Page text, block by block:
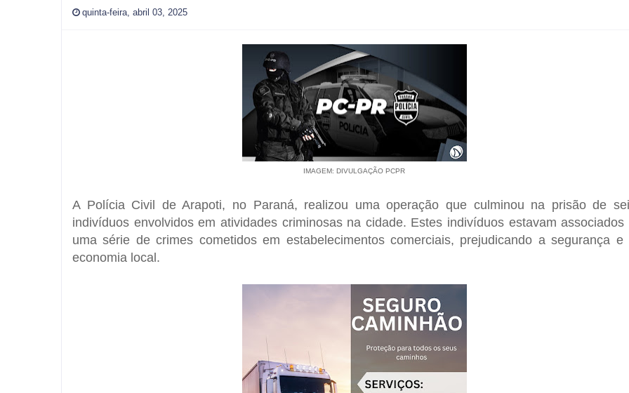
quinta-feira, abril 03, 2025
IMAGEM: DIVULGAÇÃO PCPR
A Polícia Civil de Arapoti, no Paraná, realizou uma operação que culminou na prisão de
indivíduos envolvidos em atividades criminosas na cidade. Estes indivíduos estavam associados
uma série de crimes cometidos em estabelecimentos comerciais, prejudicando a segurança e
economia local.